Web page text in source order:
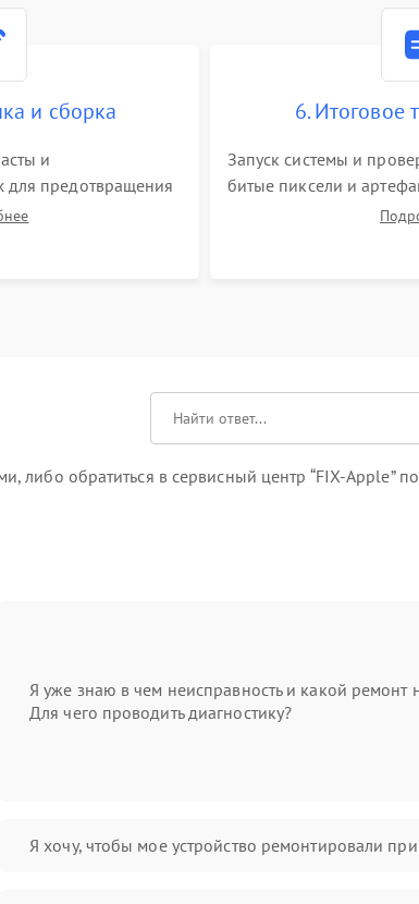
и сборка
и
для предотвращения
кабелей,
6. Итоговое
Запуск системы и
битые пиксели и
тестов для оценки
обратиться в сервисный центр “FIX-Apple”
Я уже знаю в чем неисправность и какой ремонт
Для чего проводить диагностику?
Я хочу, чтобы мое устройство ремонтировали